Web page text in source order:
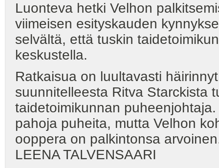
Luonteva hetki Velhon
viimeisen esityskauden
selvältä, että tuskin
keskustella.
Ratkaisua on luultavasti
suunnitelleesta Ritva Starckista
taidetoimikunnan
pahoja puheita, mutta Velhon
ooppera on palkintonsa
LEENA TALVENSAARI